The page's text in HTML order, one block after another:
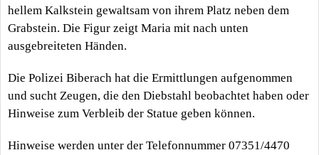
hellem Kalkstein gewaltsam von ihrem Platz neben dem
Grabstein. Die Figur zeigt Maria mit nach unten
ausgebreiteten Händen.
Die Polizei Biberach hat die Ermittlungen aufgenommen
und sucht Zeugen, die den Diebstahl beobachtet haben oder
Hinweise zum Verbleib der Statue geben können.
Hinweise werden unter der Telefonnummer 07351/4470